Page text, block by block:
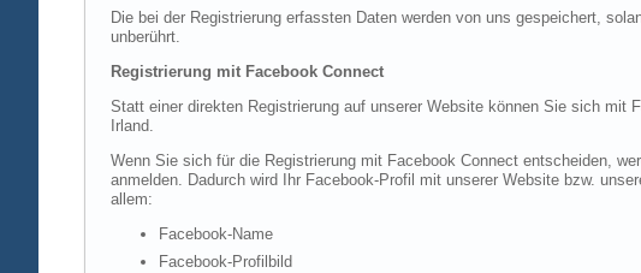
Die bei der Registrierung erfassten Daten werden von uns gespeichert,
unberührt.
Registrierung mit Facebook Connect
Statt einer direkten Registrierung auf unserer Website können Sie sich mit
Irland.
Wenn Sie sich für die Registrierung mit Facebook Connect entscheiden,
anmelden. Dadurch wird Ihr Facebook-Profil mit unserer Website bzw.
allem:
Facebook-Name
Facebook-Profilbild